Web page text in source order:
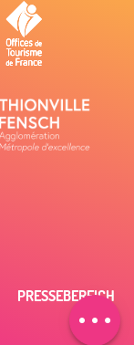
Per E-Mail
kontaktieren
PRESSEBEREICH